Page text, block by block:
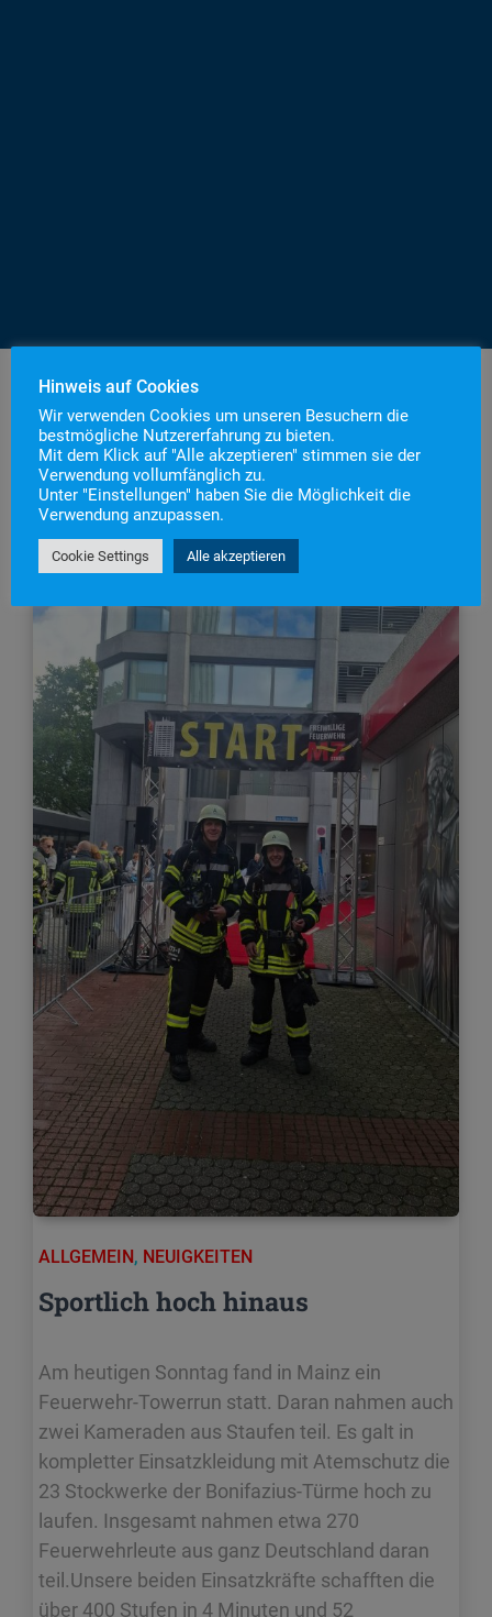
ALLGEMEIN, NEUIGKEITEN
Sportlich hoch hinaus
Am heutigen Sonntag fand in Mainz ein
Feuerwehr-Towerrun statt. Daran nahmen auch
zwei Kameraden aus Staufen teil. Es galt in
kompletter Einsatzkleidung mit Atemschutz die
23 Stockwerke der Bonifazius-Türme hoch zu
laufen. Insgesamt nahmen etwa 270
Feuerwehrleute aus ganz Deutschland daran
teil.Unsere beiden Einsatzkräfte schafften die
über 400 Stufen in 4 Minuten und 52
Hinweis auf Cookies
Wir verwenden Cookies um unseren Besuchern die
bestmögliche Nutzererfahrung zu bieten.
Mit dem Klick auf "Alle akzeptieren" stimmen sie der
Verwendung vollumfänglich zu.
Unter "Einstellungen" haben Sie die Möglichkeit die
Verwendung anzupassen.
Cookie Settings Alle akzeptieren